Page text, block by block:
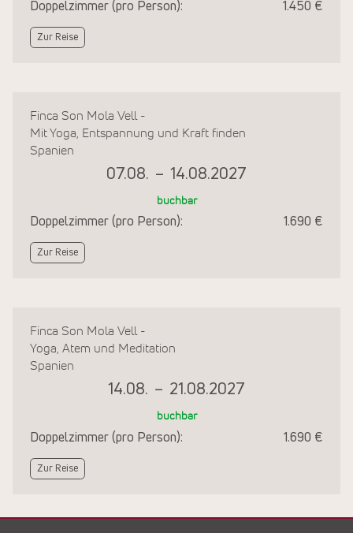
Doppelzimmer (pro Person): 1.450 €
Zur Reise
Finca Son Mola Vell -
Mit Yoga, Entspannung und Kraft finden
Spanien
07.08. – 14.08.2027
buchbar
Doppelzimmer (pro Person): 1.690 €
Zur Reise
Finca Son Mola Vell -
Yoga, Atem und Meditation
Spanien
14.08. – 21.08.2027
buchbar
Doppelzimmer (pro Person): 1.690 €
Zur Reise